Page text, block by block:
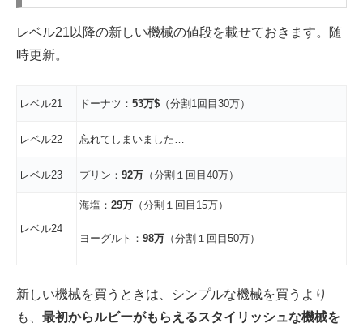
レベル21以降の新しい機械の値段を載せておきます。随
時更新。
レベル21 ドーナツ： 53万$ （分割1回目30万）
レベル22 忘れてしまいました…
レベル23 プリン： 92万 （分割１回目40万）
レベル24
海塩： 29万 （分割１回目15万）
ヨーグルト： 98万 （分割１回目50万）
新しい機械を買うときは、シンプルな機械を買うより
も、 最初からルビーがもらえるスタイリッシュな機械を